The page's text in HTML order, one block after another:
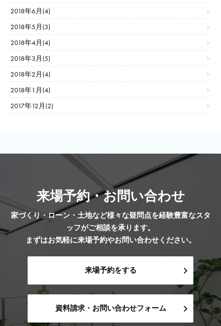
2018年6月(4)
2018年5月(3)
2018年4月(4)
2018年3月(5)
2018年2月(4)
2018年1月(4)
2017年12月(2)
来場予約・お問い合わせ
家づくり・ローン・土地など様々な疑問点を経験豊富なスタ
ッフがご相談を承ります。
まずはお気軽に来場予約やお問い合わせください。
来場予約をする
資料請求・お問い合わせフォーム